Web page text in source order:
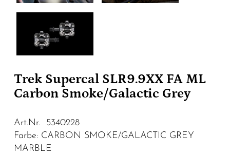
Trek Supercal SLR9.9XX FA ML
Carbon Smoke/Galactic Grey
Art.Nr. 5340228
Farbe: CARBON SMOKE/GALACTIC GREY
MARBLE